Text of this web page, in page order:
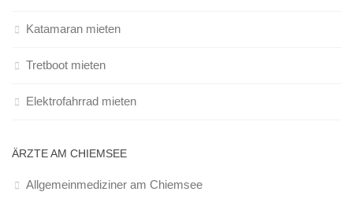
Katamaran mieten
Tretboot mieten
Elektrofahrrad mieten
ÄRZTE AM CHIEMSEE
Allgemeinmediziner am Chiemsee